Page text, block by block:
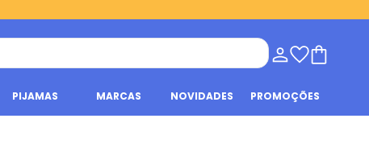
PIJAMAS MARCAS NOVIDADES PROMOÇÕES